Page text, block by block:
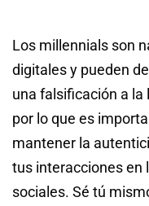
Los millennials son
digitales y pueden
una falsificación a la
por lo que es
mantener la
tus interacciones en
sociales. Sé tú